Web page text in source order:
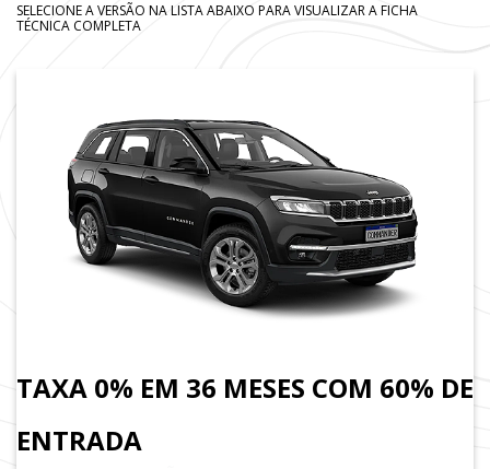
SELECIONE A VERSÃO NA LISTA ABAIXO PARA VISUALIZAR A FICHA
TÉCNICA COMPLETA
TAXA 0% EM 36 MESES COM 60% DE
ENTRADA